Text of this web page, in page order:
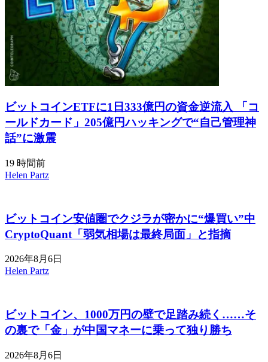
ビットコインETFに1日333億円の資金逆流入 「コ
ールドカード」205億円ハッキングで“自己管理神
話”に激震
19 時間前
Helen Partz
ビットコイン安値圏でクジラが密かに“爆買い”中
CryptoQuant「弱気相場は最終局面」と指摘
2026年8月6日
Helen Partz
ビットコイン、1000万円の壁で足踏み続く……そ
の裏で「金」が中国マネーに乗って独り勝ち
2026年8月6日